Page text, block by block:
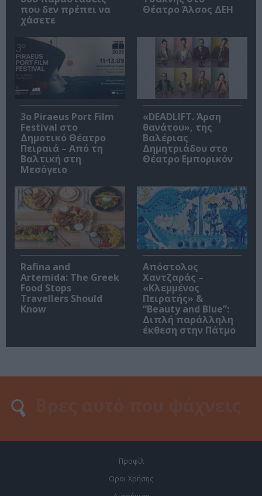
που δεν πρέπει να
χάσετε
Θέατρο Άλσος ΔΕΗ
3o Piraeus Port Film
Festival στο
Δημοτικό Θέατρο
Πειραιά – Από τη
Βαλτική στη
Μεσόγειο
«DEADLIFT. Άρση
θανάτου», της
Βαλέριας
Δημητριάδου στο
Θέατρο Εμπορικόν
Rafina and
Artemida: The Greek
Food Stops
Travellers Should
Know
Απόστολος
Χαντζαράς –
«Κλεμμένος
Πειρατής» &
“Beauty and Blue”:
Διπλή παράλληλη
έκθεση στην Πάτμο
Προφίλ
Οροι Χρήσης